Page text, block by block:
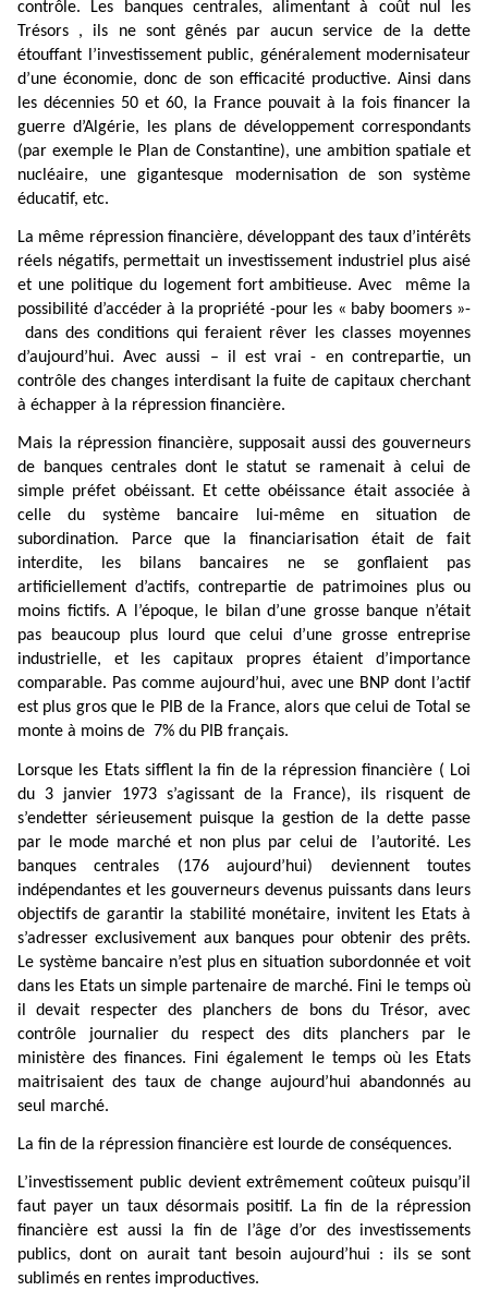
contrôle. Les banques centrales, alimentant à coût nul les
Trésors , ils ne sont gênés par aucun service de la dette
étouffant l’investissement public, généralement modernisateur
d’une économie, donc de son efficacité productive. Ainsi dans
les décennies 50 et 60, la France pouvait à la fois financer la
guerre d’Algérie, les plans de développement correspondants
(par exemple le Plan de Constantine), une ambition spatiale et
nucléaire, une gigantesque modernisation de son système
éducatif, etc.
La même répression financière, développant des taux d’intérêts
réels négatifs, permettait un investissement industriel plus aisé
et une politique du logement fort ambitieuse. Avec
même la
possibilité d’accéder à la propriété -pour les « baby boomers »-
dans des conditions qui feraient rêver les classes moyennes
d’aujourd’hui. Avec aussi – il est vrai - en contrepartie, un
contrôle des changes interdisant la fuite de capitaux cherchant
à échapper à la répression financière.
Mais la répression financière, supposait aussi des gouverneurs
de banques centrales dont le statut se ramenait à celui de
simple préfet obéissant. Et cette obéissance était associée à
celle du système bancaire lui-même en situation de
subordination. Parce que la financiarisation était de fait
interdite, les bilans bancaires ne se gonflaient pas
artificiellement d’actifs, contrepartie de patrimoines plus ou
moins fictifs. A l’époque, le bilan d’une grosse banque n’était
pas beaucoup plus lourd que celui d’une grosse entreprise
industrielle, et les capitaux propres étaient d’importance
comparable. Pas comme aujourd’hui, avec une BNP dont l’actif
est plus gros que le PIB de la France, alors que celui de Total se
monte à moins de 7% du PIB français.
Lorsque les Etats sifflent la fin de la répression financière ( Loi
du 3 janvier 1973 s’agissant de la France), ils risquent de
s’endetter sérieusement puisque la gestion de la dette passe
par le mode marché et non plus par celui de
l’autorité. Les
banques centrales (176 aujourd’hui) deviennent toutes
indépendantes et les gouverneurs devenus puissants dans leurs
objectifs de garantir la stabilité monétaire, invitent les Etats à
s’adresser exclusivement aux banques pour obtenir des prêts.
Le système bancaire n’est plus en situation subordonnée et voit
dans les Etats un simple partenaire de marché. Fini le temps où
il devait respecter des planchers de bons du Trésor, avec
contrôle journalier du respect des dits planchers par le
ministère des finances. Fini également le temps où les Etats
maitrisaient des taux de change aujourd’hui abandonnés au
seul marché.
La fin de la répression financière est lourde de conséquences.
L’investissement public devient extrêmement coûteux puisqu’il
faut payer un taux désormais positif. La fin de la répression
financière est aussi la fin de l’âge d’or des investissements
publics, dont on aurait tant besoin aujourd’hui : ils se sont
sublimés en rentes improductives.